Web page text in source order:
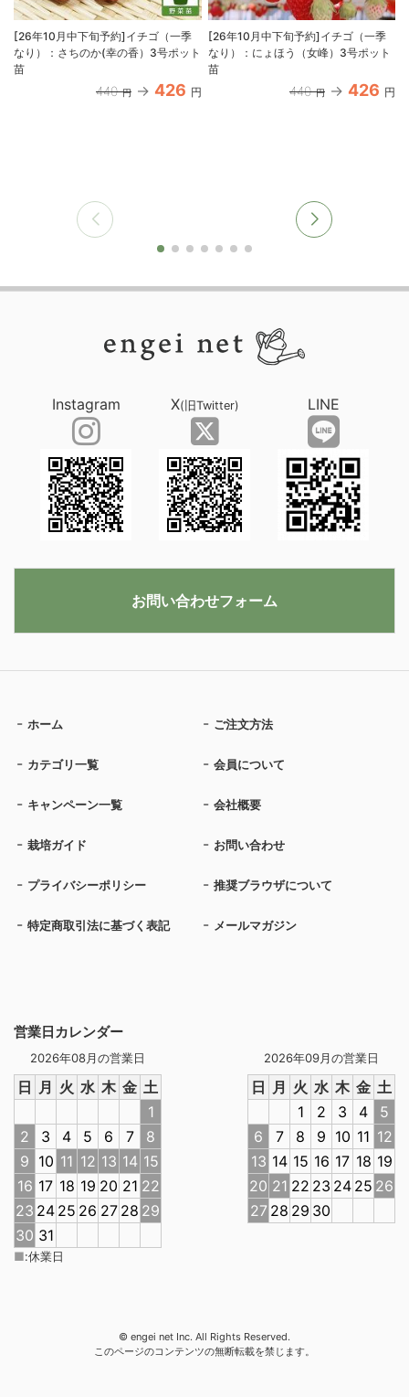
[26年10月中下旬予約]イチゴ（一季
なり）：さちのか(幸の香）3号ポット
苗
440 円 426 円
[26年10月中下旬予約]イチゴ（一季
なり）：にょほう（女峰）3号ポット
苗
440 円 426 円
営業日カレンダー
2026年08月の営業日
日 月 火 水 木 金 土
1
2
3 4 5 6 7
8
9 10 11 12 13 14 15
16 17 18 19 20 21 22
23 24 25 26 27 28 29
30 31
2026年09月の営業日
日 月 火 水 木 金 土
1
2 3 4
5
6
7 8 9 10 11 12
13 14 15 16 17 18 19
20 21 22 23 24 25 26
27 28 29 30
■:休業日
ホーム ご注文方法
カテゴリ一覧 会員について
キャンペーン一覧 会社概要
栽培ガイド お問い合わせ
プライバシーポリシー 推奨ブラウザについて
特定商取引法に基づく表記 メールマガジン
Instagram X(旧Twitter) LINE
お問い合わせフォーム
© engei net Inc. All Rights Reserved.
このページのコンテンツの無断転載を禁じます。